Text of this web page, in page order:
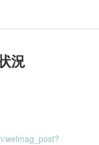
況
welmag_post?